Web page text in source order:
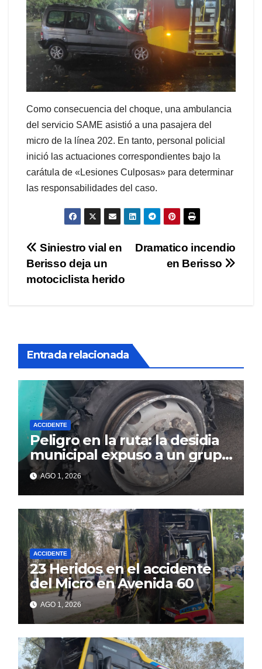
Como consecuencia del choque, una ambulancia
del servicio SAME asistió a una pasajera del
micro de la línea 202. En tanto, personal policial
inició las actuaciones correspondientes bajo la
carátula de «Lesiones Culposas» para determinar
las responsabilidades del caso.
Navegación
de
Dramatico incendio
en Berisso
Siniestro vial en
Berisso deja un
motociclista herido
Entrada relacionada
ACCIDENTE
Peligro en la ruta: la desidia
municipal expuso a un grupo
de berissenses
AGO 1, 2026
ACCIDENTE
23 Heridos en el accidente
del Micro en Avenida 60
AGO 1, 2026